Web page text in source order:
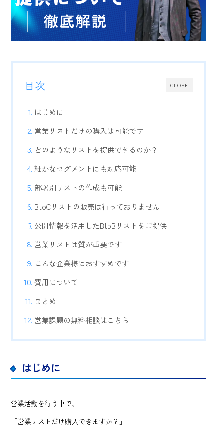
CLOSE
目次
はじめに
営業リストだけの購入は可能です
どのようなリストを提供できるのか？
細かなセグメントにも対応可能
部署別リストの作成も可能
BtoCリストの販売は行っておりません
公開情報を活用したBtoBリストをご提供
営業リストは質が重要です
こんな企業様におすすめです
費用について
まとめ
営業課題の無料相談はこちら
はじめに
営業活動を行う中で、
「営業リストだけ購入できますか？」